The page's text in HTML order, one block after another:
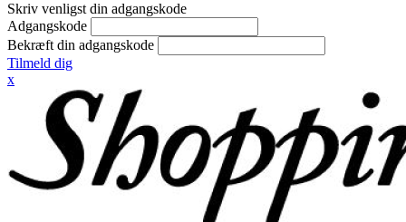
Skriv venligst din adgangskode
Adgangskode
Bekræft din adgangskode
Tilmeld dig
x